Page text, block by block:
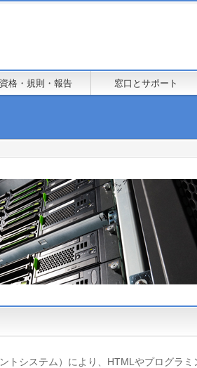
資格・規則・報告 窓口とサポート
トシステム）により、HTMLやプログラミ